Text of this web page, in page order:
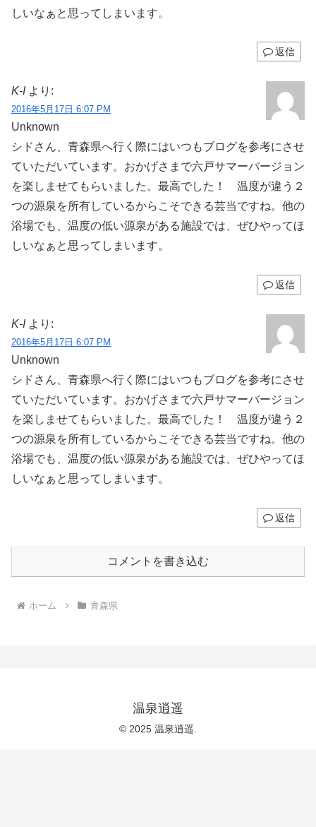
しいなぁと思ってしまいます。
返信
K-I より:
2016年5月17日 6:07 PM
Unknown
シドさん、青森県へ行く際にはいつもブログを参考にさせ
ていただいています。おかげさまで六戸サマーバージョン
を楽しませてもらいました。最高でした！ 温度が違う２
つの源泉を所有しているからこそできる芸当ですね。他の
浴場でも、温度の低い源泉がある施設では、ぜひやってほ
しいなぁと思ってしまいます。
返信
K-I より:
2016年5月17日 6:07 PM
Unknown
シドさん、青森県へ行く際にはいつもブログを参考にさせ
ていただいています。おかげさまで六戸サマーバージョン
を楽しませてもらいました。最高でした！ 温度が違う２
つの源泉を所有しているからこそできる芸当ですね。他の
浴場でも、温度の低い源泉がある施設では、ぜひやってほ
しいなぁと思ってしまいます。
返信
コメントを書き込む
ホーム 青森県
温泉逍遥
© 2025 温泉逍遥.